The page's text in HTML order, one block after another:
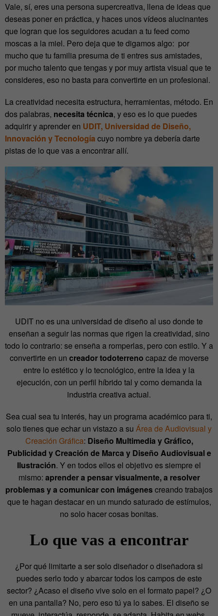
Vale, sí, eres una persona supercreativa, llena de ideas que
deseas poner en práctica, y haces unos vídeos alucinantes
que logran que los seguidores acudan a tu feed como
moscas a la miel. Pero deja que te digamos algo: por
mucho que tu familia presuma de ti entres sus amistades,
por mucho talento que tengas y por muy artista visual que te
consideres, eso no basta para convertirte en un profesional.
La creatividad necesita estructura, herramientas, método. En
dos palabras, necesita técnica, y eso es lo que puedes
adquirir y aprender en UDIT, Universidad de Diseño,
Innovación y Tecnología cuyo nombre ya debería darte
pistas de lo que vas a encontrar allí.
UDIT no es una universidad de diseño al uso donde te
enseñan a seguir las normas que rigen la creatividad, sino
todo lo contrario: se enseña a romperlas, pero con estilo. Y a
convertirte en un creador todoterreno capaz de moverse
entre lo estético y lo tecnológico, entre la idea y la
ejecución, con un perfil híbrido tal y como demanda la
industria creativa actual.
Sea cual sea tu interés, hay un programa académico para ti,
solo tienes que echar un vistazo a su Área de Audiovisual y
Creación Gráfica: Diseño Multimedia y Gráfico,
Publicidad y Creación de Marca y Diseño Audiovisual e
Ilustración. Y en todos ellos el objetivo es siempre el
mismo: aprender a pensar visualmente, a resolver
problemas y a comunicar con imágenescreando trabajos
que te hagan destacar en un mundo saturado de estímulos,
no solo hacer cosas bonitas.
Lo que vas a encontrar
¿Por qué limitarte a ser solo diseñador o diseñadora si
puedes serlo todo y abarcar todos los campos de este
sector? ¿Acaso el diseño vive solo en el formato papel? ¿O
en una pantalla? No, pero eso tú ya lo sabes. El diseño se